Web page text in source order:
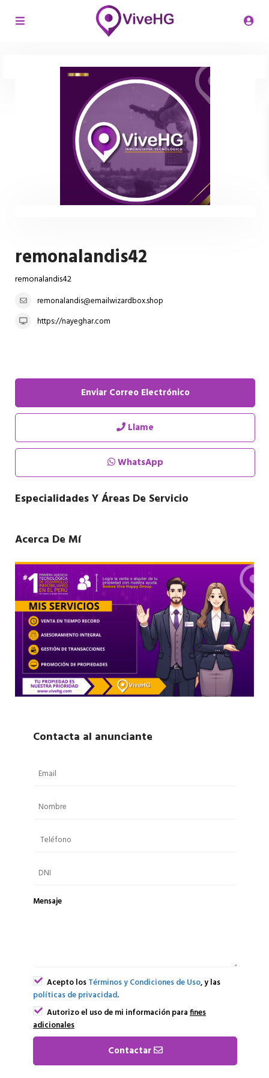
remonalandis42
remonalandis42
remonalandis@emailwizardbox.shop
https://nayeghar.com
Enviar Correo Electrónico
Llame
WhatsApp
Especialidades Y Áreas De Servicio
Acerca De Mí
Contacta al anunciante
Mensaje
Acepto losTérminos y Condiciones de Uso, y las
políticas de privacidad.
Autorizo el uso de mi información parafines
adicionales
Contactar